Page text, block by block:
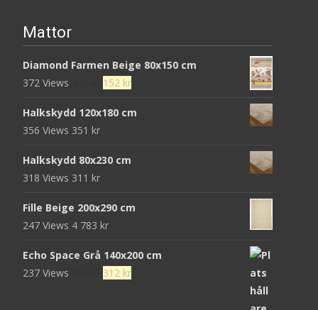
Mattor
Diamond Farmen Beige 80x150 cm
372 Views
Det
priset
152 krDet
priset
Halkskydd 120x180 cm
356 Views 351 kr
Halkskydd 80x230 cm
318 Views 311 kr
Fille Beige 200x290 cm
247 Views 4 783 kr
Echo Space Grå 140x200 cm
237 Views
Det
312 krDet